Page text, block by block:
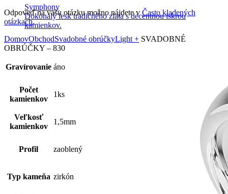
Symphony
Dokonalý lesk tradičného zlata s decentnou iskrou
kamienkov.
Odpoveď na vašu otázku možno nájdete v Často kladených
otázkach.
DomovObchodSvadobné obrúčkyLight + SVADOBNÉ
OBRÚČKY – 830
Gravírovanie áno
Počet
kamienkov
1ks
Veľkosť
kamienkov
1,5mm
Profil zaoblený
Typ kameňa zirkón